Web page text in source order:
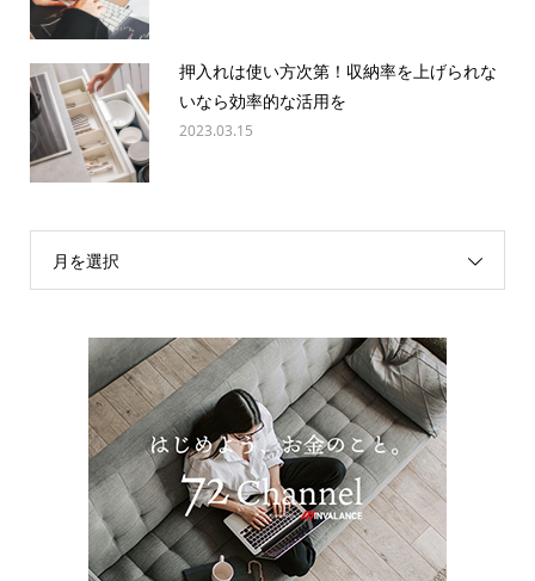
押入れは使い方次第！収納率を上げられな
いなら効率的な活用を
2023.03.15
月を選択